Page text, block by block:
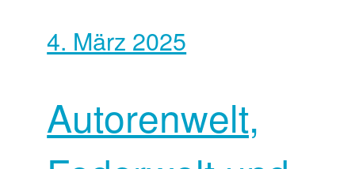
4. März 2025
Autorenwelt,